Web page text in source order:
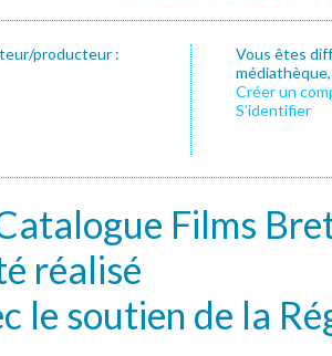
producteur :
Vous êtes
Créer un
S’identifier
Films
réalisé
le soutien de la